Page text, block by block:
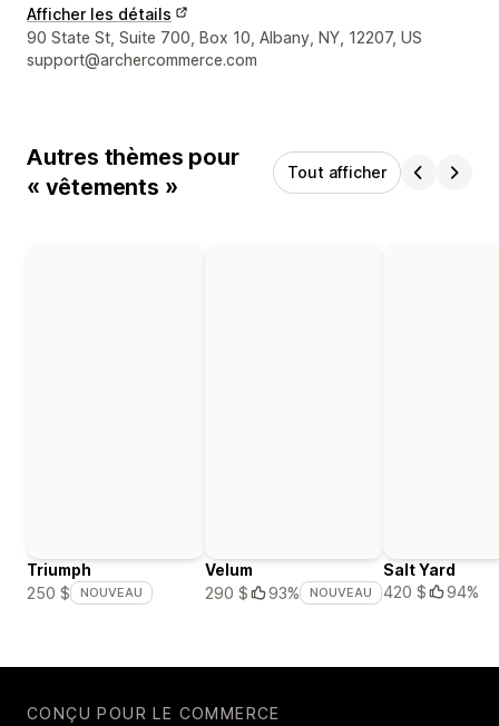
Afficher les détails
Coordonnées du concepteur
90 State St, Suite 700, Box 10, Albany, NY, 12207, US
support@archercommerce.com
Autres thèmes pour
« vêtements »
Tout afficher
Triumph
250 $
NOUVEAU
Velum
290 $
93% NOUVEAU
Salt Yard
420 $
94%
CONÇU POUR LE COMMERCE